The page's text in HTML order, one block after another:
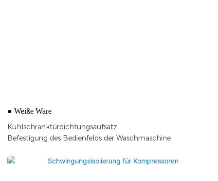
● Weiße Ware
Kühlschranktürdichtungsaufsatz
Befestigung des Bedienfelds der Waschmaschine